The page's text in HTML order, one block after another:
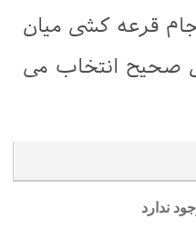
قرعه کشی میان
صحیح انتخاب می
ندارد